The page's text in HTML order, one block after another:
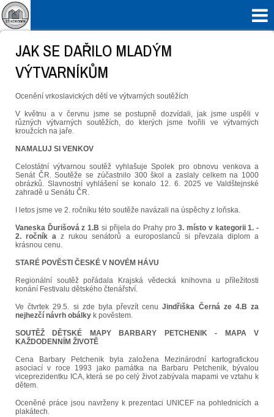
JAK SE DAŘILO MLADÝM
VÝTVARNÍKŮM
Ocenění vrkoslavických dětí ve výtvarných soutěžích
V květnu a v červnu jsme se postupně dozvídali, jak jsme uspěli v
různých výtvarných soutěžích, do kterých jsme tvořili ve výtvarných
kroužcích na jaře.
NAMALUJ SI VENKOV
Celostátní výtvarnou soutěž vyhlašuje Spolek pro obnovu venkova a
Senát ČR. Soutěže se zúčastnilo 300 škol a zaslaly celkem na 1000
obrázků. Slavnostní vyhlášení se konalo 12. 6. 2025 ve Valdštejnské
zahradě u Senátu ČR.
I letos jsme ve 2. ročníku této soutěže navázali na úspěchy z loňska.
Vaneska Ďurišová z 1.B si přijela do Prahy pro3. místo v kategorii 1. -
2. ročník a z rukou senátorů a europoslanců si převzala diplom a
krásnou cenu.
STARÉ POVĚSTI ČESKÉ V NOVÉM HÁVU
Regionální soutěž pořádala Krajská vědecká knihovna u příležitosti
konání Festivalu dětského čtenářství.
Ve čtvrtek 29.5. si zde byla převzít cenuJindřiška Černá ze 4.B za
nejhezčí návrh obálky k pověstem.
SOUTĚŽ DĚTSKÉ MAPY BARBARY PETCHENIK - MAPA V
KAŽDODENNÍM ŽIVOTĚ
Cena Barbary Petchenik byla založena Mezinárodní kartografickou
asociací v roce 1993 jako památka na Barbaru Petchenik, bývalou
viceprezidentku ICA, která se po celý život zabývala mapami ve vztahu k
dětem.
Oceněné práce jsou navrženy k prezentaci UNICEF na pohlednicích a
plakátech.
